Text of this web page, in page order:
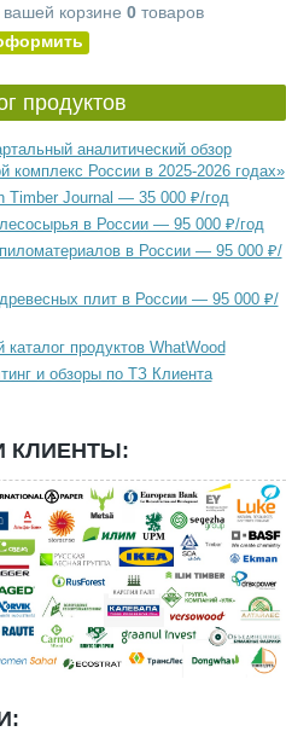
вашей корзине 0товаров
продуктов
аналитический обзор
комплекс России в 2025-2026 годах»
Timber Journal — 35 000 ₽/год
в России — 95 000 ₽/год
в России — 95 000 ₽/
плит в России — 95 000 ₽/
каталог продуктов WhatWood
и обзоры по ТЗ Клиента
КЛИЕНТЫ: